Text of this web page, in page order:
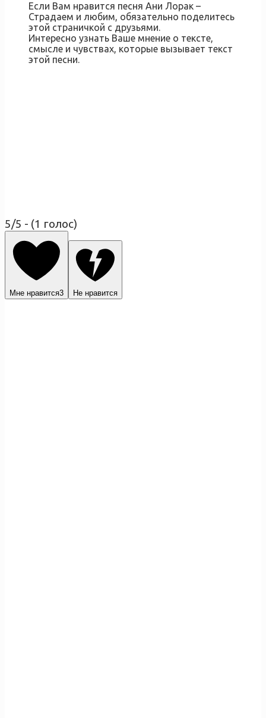
Если Вам нравится песня Ани Лорак –
Страдаем и любим, обязательно поделитесь
этой страничкой с друзьями.
Интересно узнать Ваше мнение о тексте,
смысле и чувствах, которые вызывает текст
этой песни.
5/5 - (1 голос)
Мне нравится3 Не нравится